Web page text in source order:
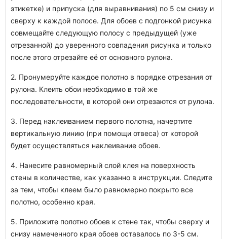
этикетке) и припуска (для выравнивания) по 5 см снизу и
сверху к каждой полосе. Для обоев с подгонкой рисунка
совмещайте следующую полосу с предыдущей (уже
отрезанной) до уверенного совпадения рисунка и только
после этого отрезайте её от основного рулона.
2. Пронумеруйте каждое полотно в порядке отрезания от
рулона. Клеить обои необходимо в той же
последовательности, в которой они отрезаются от рулона.
3. Перед наклеиванием первого полотна, начертите
вертикальную линию (при помощи отвеса) от которой
будет осуществляться наклеивание обоев.
4. Нанесите равномерный слой клея на поверхность
стены в количестве, как указанно в инструкции. Следите
за тем, чтобы клеем было равномерно покрыто все
полотно, особенно края.
5. Приложите полотно обоев к стене так, чтобы сверху и
снизу намеченного края обоев оставалось по 3-5 см.